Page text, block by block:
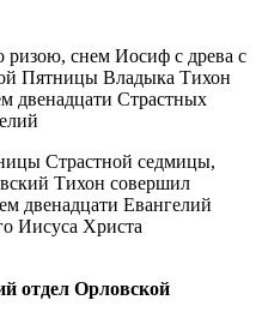
Страстной седмицы,
Тихон совершил
двенадцати Евангелий
Иисуса Христа
отдел Орловской